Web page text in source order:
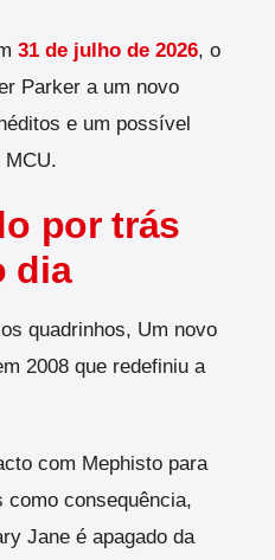
31 de julho de 2026, o
Parker a um novo
e um possível
MCU.
por trás
dia
quadrinhos, Um novo
2008 que redefiniu a
com Mephisto para
consequência,
Jane é apagado da